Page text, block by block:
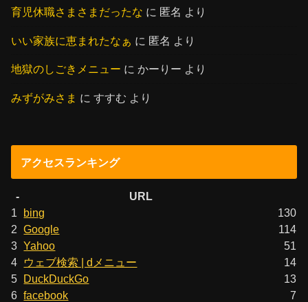
育児休職さまさまだったな に 匿名 より
いい家族に恵まれたなぁ に 匿名 より
地獄のしごきメニュー にかーりー より
みずがみさま にすすむ より
アクセスランキング
-
URL
1
bing
130
2 Google
114
3 Yahoo
51
4
ウェブ検索 | dメニュー
14
5 DuckDuckGo
13
6 facebook
7